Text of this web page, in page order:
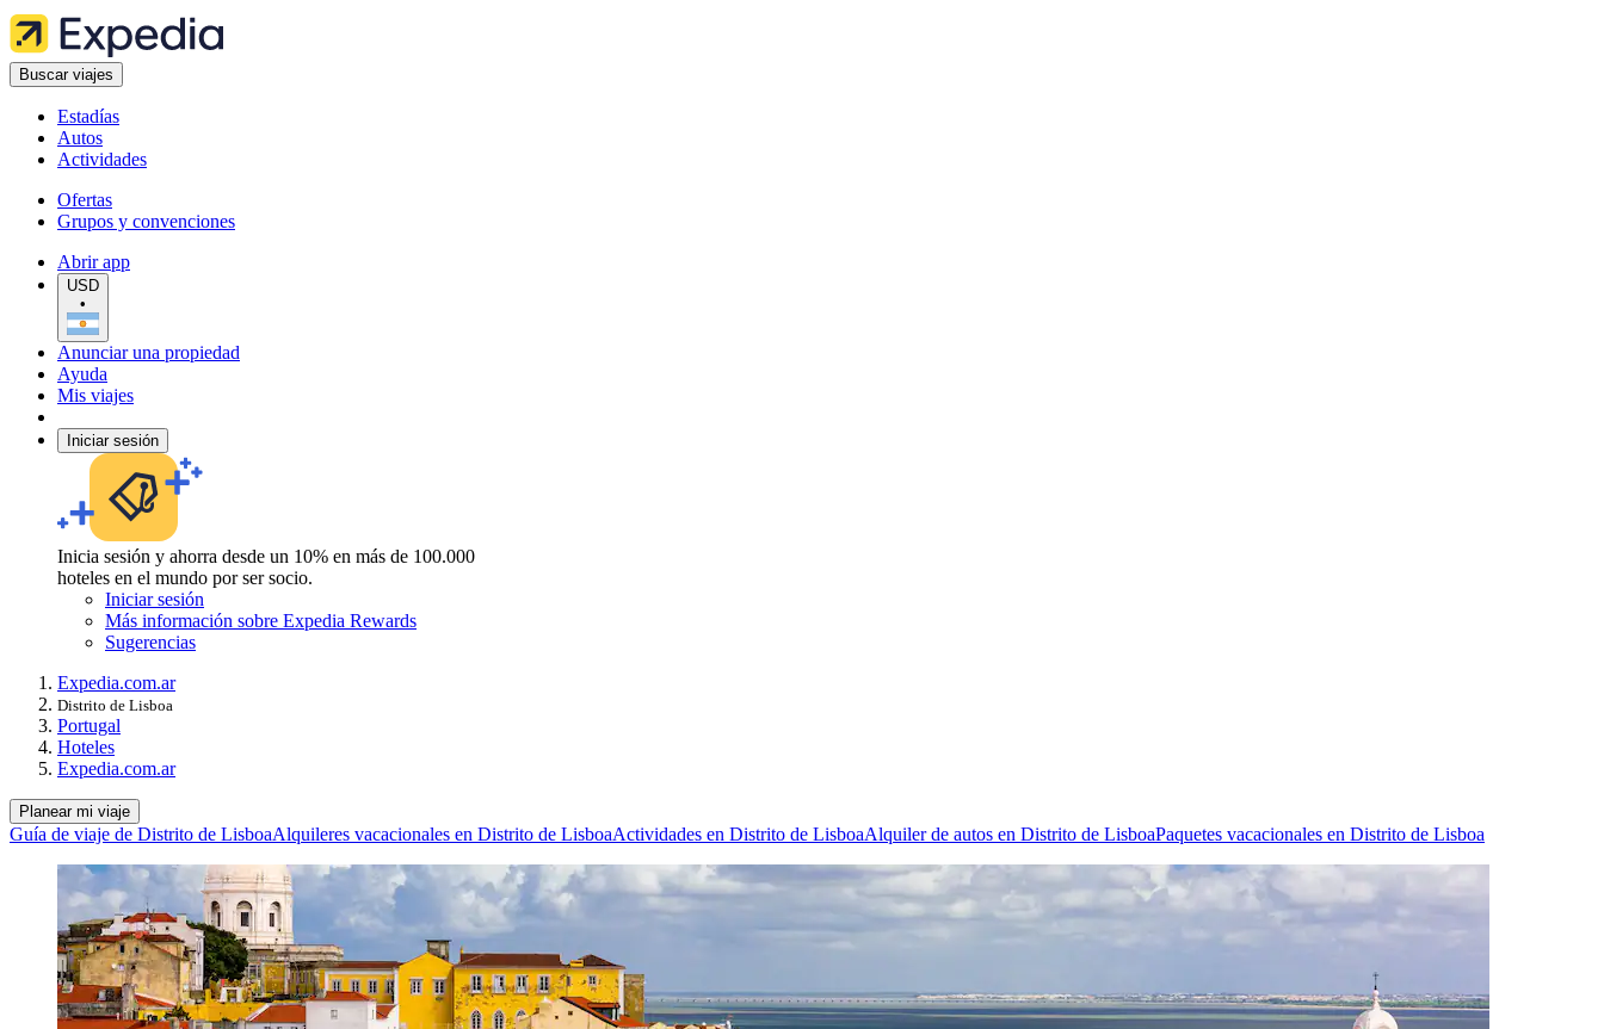
Buscar viajes
Estadías
Autos
Actividades
Ofertas
Grupos y convenciones
Abrir app
USD
•
Anunciar una propiedad
Ayuda
Mis viajes
Iniciar sesión
Inicia sesión y ahorra desde un 10% en más de 100.000
hoteles en el mundo por ser socio.
Iniciar sesión
Más información sobre Expedia Rewards
Sugerencias
Expedia.com.ar
Distrito de Lisboa
Portugal
Hoteles
Expedia.com.ar
Planear mi viaje
Guía de viaje de Distrito de LisboaAlquileres vacacionales en Distrito de LisboaActividades en Distrito de LisboaAlquiler de autos en Distrito de LisboaPaquetes vacacionales en Distrito de Lisboa